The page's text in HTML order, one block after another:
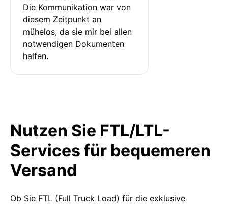
Die Kommunikation war von
diesem Zeitpunkt an
mühelos, da sie mir bei allen
notwendigen Dokumenten
halfen.
Nutzen Sie FTL/LTL-
Services für bequemeren
Versand
Ob Sie FTL (Full Truck Load) für die exklusive